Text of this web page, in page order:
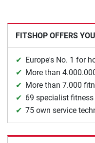
FITSHOP OFFERS YOU
Europe's No. 1 for
More than
More than 7.000
69 specialist
75 own service